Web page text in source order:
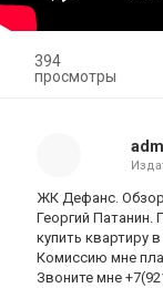
394
просмотры
ЖК Дефанс.
Георгий Патанин.
купить квартиру
Комиссию мне
Звоните мне